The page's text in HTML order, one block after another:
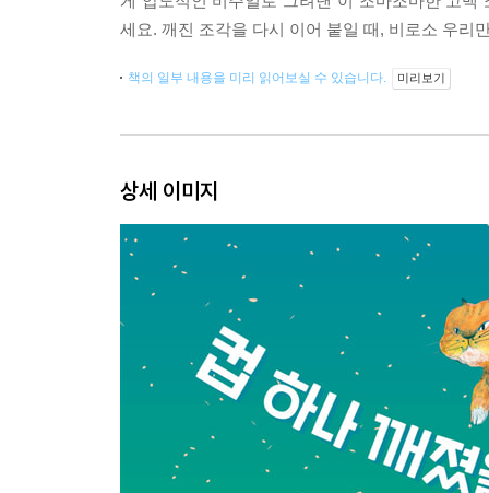
세요. 깨진 조각을 다시 이어 붙일 때, 비로소 우리
책의 일부 내용을 미리 읽어보실 수 있습니다. 미리보기
상세 이미지